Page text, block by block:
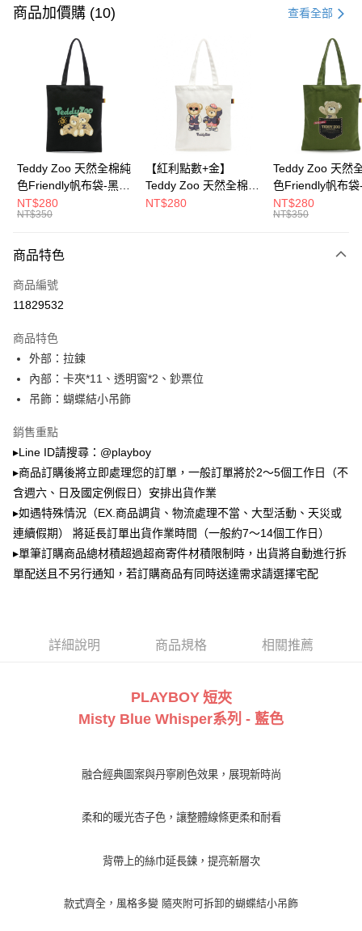
信用卡一次付款
超商取貨付款
Apple Pay
街口支付
大哥付你分期
相關說明
2.付款方式選擇「大哥付你分期」，訂單成立後會自動跳轉到大哥付的交易
成交易。
3.實際核准額度、可分期數及費用金額請依後續交易確認頁面所載為準。
消。如遇「轉專審核」未通過狀況，表示未達大哥付你分期系統評分，恕無
法說明評估內容。
【繳款方式說明】
1.分期款項不併入電信帳單，「大哥付你分期」於每月結算日後寄送繳費提
2.透過簡訊連結打開帳單後，可選擇「超商條碼／台灣大直營門市／銀行轉
【注意事項】
1.本服務係由「台灣大哥大股份有限公司」（以下簡稱本公司）所提供，讓
用戶於交易時，得透過本服務購買商品或服務，並由商店將買賣／分期付款
買賣價金債權讓與本公司後，依約使用本公司帳單繳交帳款。
2.基於同意付款使用「大哥付你分期」之契約關係目的，商店將以您的個人
資料（包含姓名、電話或地址）提供予台灣大哥大進項蒐集、處理及利用，
由本公司與您本人進行分期帳單所需資料之確認、核對及更正。
3.完整用戶服務條款，請詳閱以下連結：https://oppay.tw/userRule
運送方式
全家取貨付款
付款後全家取貨
每筆NT$100，滿NT$700(含以上)免運費
每筆NT$100，滿NT$900(含以上)免運費
付款後萊爾富取貨
7-11取貨付款
每筆NT$100，滿NT$900(含以上)免運費
付款後7-11取貨
每筆NT$100，滿NT$700(含以上)免運費
商品加價購 (10) 查看全部
Teddy Zoo 天然全棉純
色Friendly帆布袋-黑色
(TZB107)
NT$280
NT$350
【紅利點數+金】
Teddy Zoo 天然全棉純
色Friendly帆布袋-白色
NT$280
Teddy Zoo 天然
色Friendly帆布袋
色(TZB107)
NT$280
NT$350
商品特色
商品編號
11829532
商品特色
外部：拉鍊
內部：卡夾*11、透明窗*2、鈔票位
吊飾：蝴蝶結小吊飾
銷售重點
▸Line ID請搜尋：@playboy
▸商品訂購後將立即處理您的訂單，一般訂單將於2～5個工作日（不
含週六、日及國定例假日）安排出貨作業
▸如遇特殊情況（EX.商品調貨、物流處理不當、大型活動、天災或
連續假期） 將延長訂單出貨作業時間（一般約7～14個工作日）
▸單筆訂購商品總材積超過超商寄件材積限制時，出貨將自動進行拆
單配送且不另行通知，若訂購商品有同時送達需求請選擇宅配
詳細說明 商品規格 相關推薦
PLAYBOY 短夾
Misty Blue Whisper系列 - 藍色
融合經典圖案與丹寧刷色效果，展現新時尚
柔和的暖光杏子色，讓整體線條更柔和耐看
背帶上的絲巾延長鍊，提亮新層次
款式齊全，風格多變 隨夾附可拆卸的蝴蝶結小吊飾